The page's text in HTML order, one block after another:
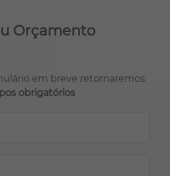
Orçamento
em breve retornaremos
obrigatórios